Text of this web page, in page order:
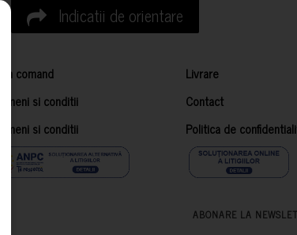
Indicatii de orientare
Cum comand Livrare
Termeni si conditii
Contact
Termeni si conditii
Politica de
ABONARE LA